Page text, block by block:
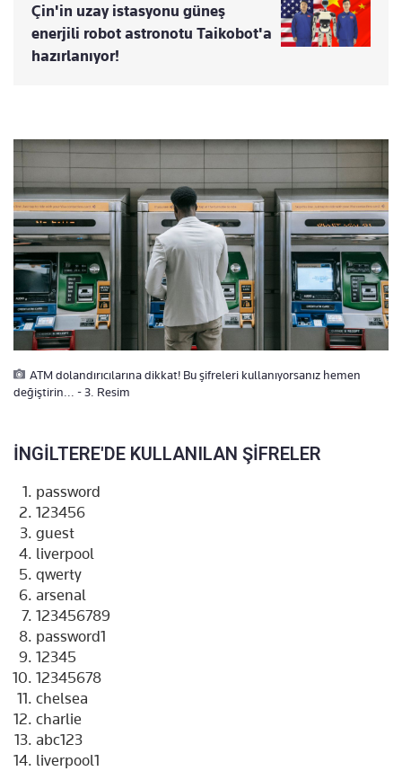
Çin'in uzay istasyonu güneş
enerjili robot astronotu Taikobot'a
hazırlanıyor!
ATM dolandırıcılarına dikkat! Bu şifreleri kullanıyorsanız hemen
değiştirin... - 3. Resim
İNGİLTERE'DE KULLANILAN ŞİFRELER
password
123456
guest
liverpool
qwerty
arsenal
123456789
password1
12345
12345678
chelsea
charlie
abc123
liverpool1